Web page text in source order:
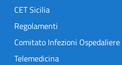
CET Sicilia
Regolamenti
Comitato Infezioni Ospedaliere
Telemedicina